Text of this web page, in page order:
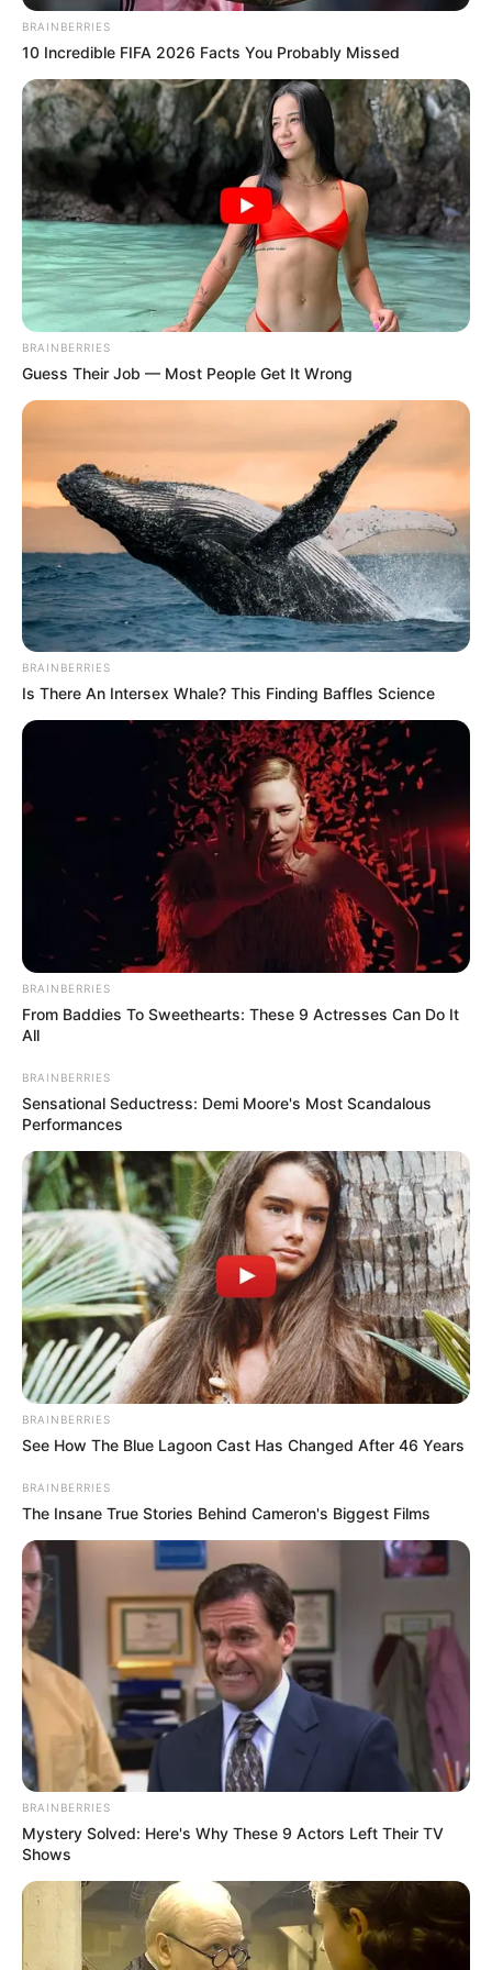
Karim et Victor tristes de l’état de Nina avec Lou en prison
La résumé anticipé de
Demain nous
appartient du 29 juin
2026 : la série télé de
TF1
Partagez vos avis sur l’épisodeDemain nous
BRAINBERRIES
10 Incredible FIFA 2026 Facts You Probably Missed
BRAINBERRIES
Guess Their Job — Most People Get It Wrong
BRAINBERRIES
Is There An Intersex Whale? This Finding Baffles Science
BRAINBERRIES
From Baddies To Sweethearts: These 9 Actresses Can Do It
All
BRAINBERRIES
Sensational Seductress: Demi Moore's Most Scandalous
Performances
BRAINBERRIES
See How The Blue Lagoon Cast Has Changed After 46 Years
BRAINBERRIES
The Insane True Stories Behind Cameron's Biggest Films
BRAINBERRIES
Mystery Solved: Here's Why These 9 Actors Left Their TV
Shows